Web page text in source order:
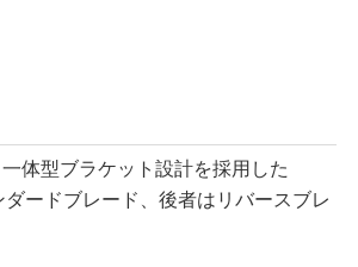
体型ブラケット設計を採用した
ードブレード、後者はリバースブレ